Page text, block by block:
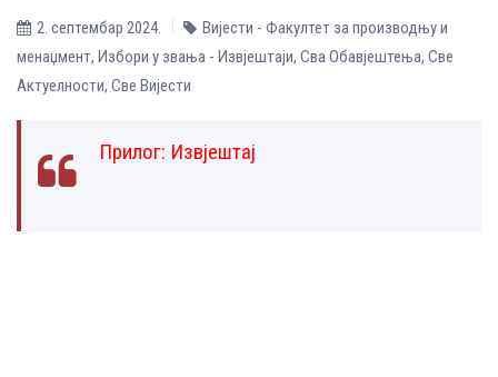
2. септембар 2024.
Вијести - Факултет за производњу и
менаџмент, Избори у звања - Извјештаји, Сва Обавјештења, Све
Aктуелности, Све Вијести
Прилог: Извјештај